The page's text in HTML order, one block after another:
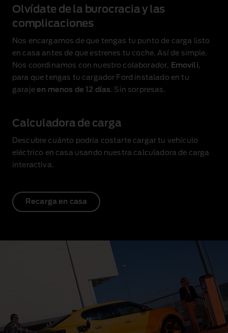
Olvídate de la burocracia y las
complicaciones
Nos encargamos de que tengas tu punto de carga listo
en casa antes de que estrenes tu coche. Así de simple.
Nos coordinamos con nuestro colaborador, Emovili,
para que tengas tu cargador Ford instalado en tu
garaje en menos de 12 días. Sin sorpresas.
Calculadora de carga
Descubre cuánto podría costarte cargar tu vehículo
eléctrico en casa usando nuestra calculadora de carga
interactiva.
Recarga en casa